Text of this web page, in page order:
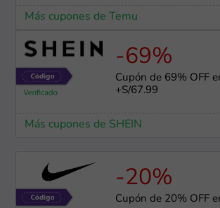
Más cupones de Temu
-69%
Cupón de 69% OFF
+S/67.99
Más cupones de SHEIN
-20%
Cupón de 20% OFF